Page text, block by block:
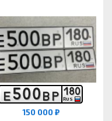
Е500ВР 180
RUS
150 000 ₽